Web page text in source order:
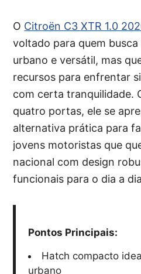
O Citroën C3 XTR 1.0
voltado para quem
urbano e versátil, mas
recursos para enfrentar
com certa tranquilidade.
quatro portas, ele se
alternativa prática para
jovens motoristas que
nacional com design
funcionais para o dia a
Pontos Principais:
Hatch compacto
urbano